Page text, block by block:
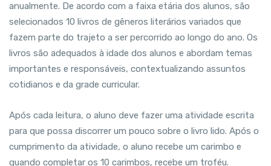
anualmente. De acordo com a faixa etária dos alunos, são
selecionados 10 livros de gêneros literários variados que
fazem parte do trajeto a ser percorrido ao longo do ano. Os
livros são adequados à idade dos alunos e abordam temas
importantes e responsáveis, contextualizando assuntos
cotidianos e da grade curricular.
Após cada leitura, o aluno deve fazer uma atividade escrita
para que possa discorrer um pouco sobre o livro lido. Após o
cumprimento da atividade, o aluno recebe um carimbo e
quando completar os 10 carimbos, recebe um troféu.